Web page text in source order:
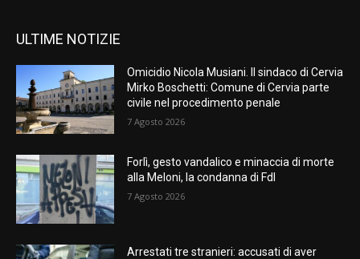
ULTIME NOTIZIE
Omicidio Nicola Musiani. Il sindaco di Cervia
Mirko Boschetti: Comune di Cervia parte
civile nel procedimento penale
7 Agosto 2026
Forlì, gesto vandalico e minaccia di morte
alla Meloni, la condanna di FdI
7 Agosto 2026
Arrestati tre stranieri: accusati di aver